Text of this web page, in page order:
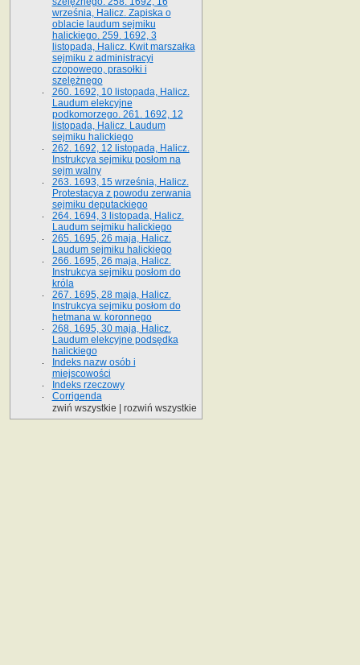
września, Halicz. Zapiska o
oblacie laudum sejmiku
halickiego. 259. 1692, 3
listopada, Halicz. Kwit marszałka
sejmiku z administracyi
czopowego, prasołki i
szelężnego
260. 1692, 10 listopada, Halicz.
Laudum elekcyjne
podkomorzego. 261. 1692, 12
listopada, Halicz. Laudum
sejmiku halickiego
262. 1692, 12 listopada, Halicz.
Instrukcya sejmiku posłom na
sejm walny
263. 1693, 15 września, Halicz.
Protestacya z powodu zerwania
sejmiku deputackiego
264. 1694, 3 listopada, Halicz.
Laudum sejmiku halickiego
265. 1695, 26 maja, Halicz.
Laudum sejmiku halickiego
266. 1695, 26 maja, Halicz.
Instrukcya sejmiku posłom do
króla
267. 1695, 28 maja, Halicz.
Instrukcya sejmiku posłom do
hetmana w. koronnego
268. 1695, 30 maja, Halicz.
Laudum elekcyjne podsędka
halickiego
Indeks nazw osób i
miejscowości
Indeks rzeczowy
Corrigenda
zwiń wszystkie
rozwiń wszystkie